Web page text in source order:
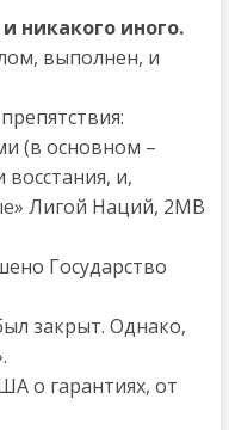
никакого иного.
выполнен, и
(в основном –
и,
Лигой Наций, 2МВ
Государство
закрыт. Однако,
о гарантиях, от